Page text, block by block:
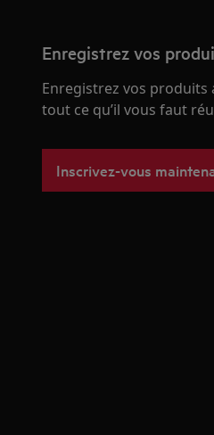
Enregistrez vos
Enregistrez vos produits
tout ce qu’il vous faut
Inscrivez-vous